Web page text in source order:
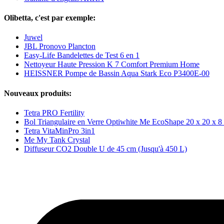
Olibetta, c'est par exemple:
Juwel
JBL Pronovo Plancton
Easy-Life Bandelettes de Test 6 en 1
Nettoyeur Haute Pression K 7 Comfort Premium Home
HEISSNER Pompe de Bassin Aqua Stark Eco P3400E-00
Nouveaux produits:
Tetra PRO Fertility
Bol Triangulaire en Verre Optiwhite Me EcoShape 20 x 20 x
Tetra VitaMinPro 3in1
Me My Tank Crystal
Diffuseur CO2 Double U de 45 cm (Jusqu'à 450 L)